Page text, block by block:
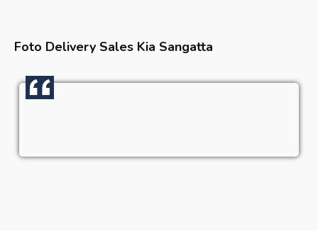
Foto Delivery Sales Kia Sangatta